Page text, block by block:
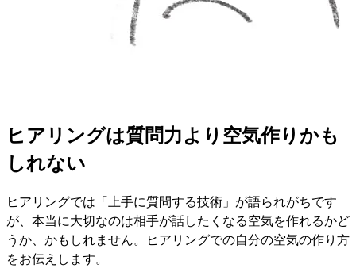
ヒアリングは質問力より空気作りかも
しれない
ヒアリングでは「上手に質問する技術」が語られがちです
が、本当に大切なのは相手が話したくなる空気を作れるかど
うか、かもしれません。ヒアリングでの自分の空気の作り方
をお伝えします。